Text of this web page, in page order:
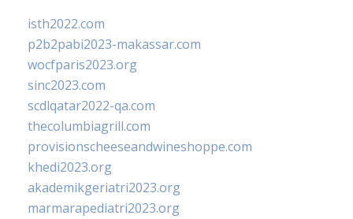
isth2022.com
p2b2pabi2023-makassar.com
wocfparis2023.org
sinc2023.com
scdlqatar2022-qa.com
thecolumbiagrill.com
provisionscheeseandwineshoppe.com
khedi2023.org
akademikgeriatri2023.org
marmarapediatri2023.org